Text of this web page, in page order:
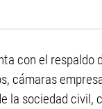
con el respaldo
cámaras
la sociedad civil,